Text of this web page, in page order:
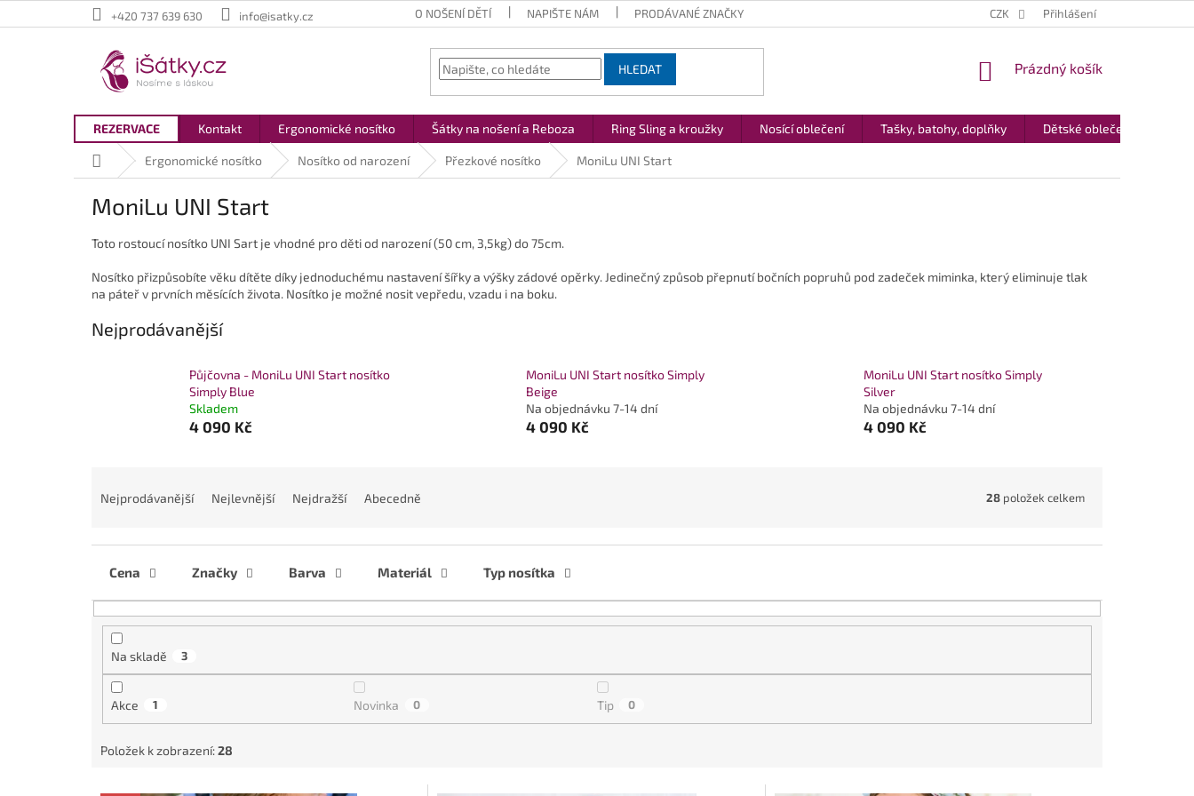
na
+420 737 639 630 info@isatky.cz O NOŠENÍ DĚTÍ NAPIŠTE NÁM PRODÁVANÉ ZNAČKY CZK Přihlášení
HLEDAT
NÁKUPNÍ
Prázdný košík
REZERVACE Kontakt Ergonomické nosítko Šátky na nošení a Reboza Ring Sling a kroužky Nosící oblečení Tašky, batohy, doplňky Dětské oblečení
Domů Ergonomické nosítko Nosítko od narození Přezkové nosítko MoniLu UNI Start
MoniLu UNI Start
Toto rostoucí nosítko UNI Sart je vhodné pro děti od narození (50 cm, 3,5kg) do 75cm.
Nosítko přizpůsobíte věku dítěte díky jednoduchému nastavení šířky a výšky zádové opěrky. Jedinečný způsob přepnutí bočních popruhů pod zadeček miminka, který eliminuje tlak
na páteř v prvních měsících života. Nosítko je možné nosit vepředu, vzadu i na boku.
Nejprodávanější
Půjčovna - MoniLu UNI Start nosítko
Simply Blue
Skladem
4 090 Kč
MoniLu UNI Start nosítko Simply
Beige
Na objednávku 7-14 dní
4 090 Kč
MoniLu UNI Start nosítko Simply
Silver
Na objednávku 7-14 dní
4 090 Kč
r
Nejprodávanější Nejlevnější Nejdražší Abecedně 28 položek celkem
Cena Značky Barva Materiál Typ nosítka
Na skladě 3
Akce 1 Novinka 0 Tip 0
Položek k zobrazení:28